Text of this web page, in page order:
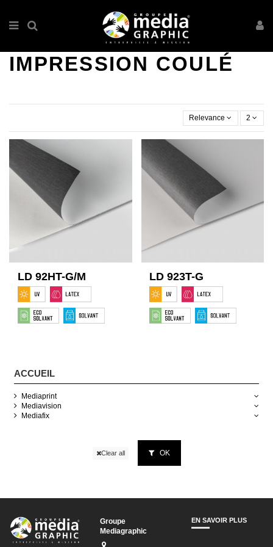
IMPRESSION COULÉ
Relevance 2
LD 92HT-G/M LD 923T-G
ACCUEIL
Mediaprint
Mediavision
Mediafix
Clear all OK
Groupe
Mediagraphic
EN SAVOIR PLUS